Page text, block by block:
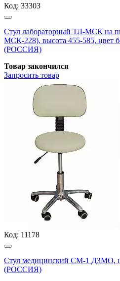
Код: 33303
Стул лабораторный ТЛ-МСК на
МСК-228), высота 455-585, цвет
(РОССИЯ)
Товар закончился
Запросить товар
Код: 11178
Стул медицинский СМ-1 ДЗМО,
(РОССИЯ)